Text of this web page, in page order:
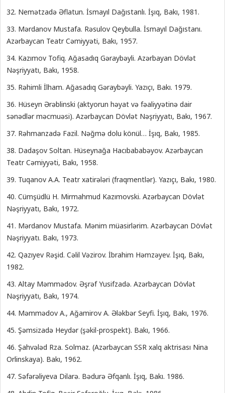
32. Nemətzadə Əflatun. İsmayıl Dağıstanlı. İşıq, Bakı, 1981.
33. Mərdanov Mustafa. Rəsulov Qeybulla. İsmayıl Dağıstanı.
Azərbaycan Teatr Cəmiyyəti, Bakı, 1957.
34. Kazımov Tofiq. Ağasadıq Gəraybəyli. Azərbayan Dövlət
Nəşriyyatı, Bakı, 1958.
35. Rəhimli İlham. Ağasadıq Gəraybəyli. Yazıçı, Bakı. 1979.
36. Hüseyn Ərəblinski (aktyorun həyat və fəaliyyətinə dair
sənədlər məcmuəsi). Azərbaycan Dövlət Nəşriyyatı, Bakı, 1967.
37. Rəhmanzadə Fazil. Nəğmə dolu könül… İşıq, Bakı, 1985.
38. Dadaşov Soltan. Hüseynağa Hacıbababəyov. Azərbaycan
Teatr Cəmiyyəti, Bakı, 1958.
39. Tuqanov A.A. Teatr xatirələri (fraqmentlər). Yazıçı, Bakı, 1980.
40. Cümşüdlü H. Mirmahmud Kazımovski. Azərbaycan Dövlət
Nəşriyyatı, Bakı, 1972.
41. Mərdanov Mustafa. Mənim müasirlərim. Azərbaycan Dövlət
Nəşriyyatı. Bakı, 1973.
42. Qazıyev Rəşid. Cəlil Vəzirov. İbrahim Həmzəyev. İşıq, Bakı,
1982.
43. Altay Məmmədov. Əşrəf Yusifzadə. Azərbaycan Dövlət
Nəşriyyatı, Bakı, 1974.
44. Məmmədov A., Ağamirov A. Ələkbər Seyfi. İşıq, Bakı, 1976.
45. Şəmsizadə Heydər (şəkil-prospekt). Bakı, 1966.
46. Şahvələd Rza. Solmaz. (Azərbaycan SSR xalq aktrisası Nina
Orlinskaya). Bakı, 1962.
47. Səfərəliyeva Dilarə. Bədurə Əfqanlı. İşıq, Bakı. 1986.